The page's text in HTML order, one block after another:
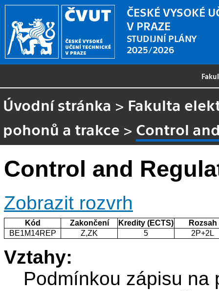
ČESKÉ VYSOKÉ
V PRAZE
STUDIJNÍ PLÁNY
2025/2026
Úvodní stránka > Fakulta
pohonů a trakce > Control
Control and
Zobrazit rozvrh
Kód Zakončení Kredity (ECTS)
Rozsah
BE1M14REP
Z,ZK 5 2P+2L
Vztahy:
Podmínkou zápisu na